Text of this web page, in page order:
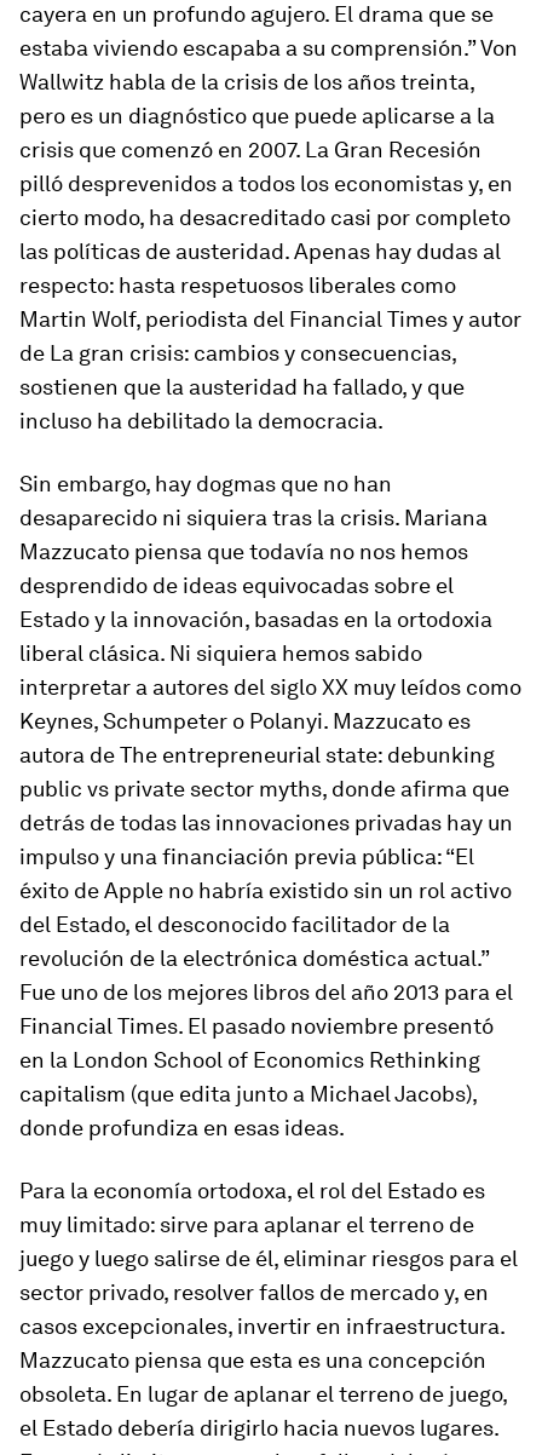
cayera en un profundo agujero. El drama que se
estaba viviendo escapaba a su comprensión.” Von
Wallwitz habla de la crisis de los años treinta,
pero es un diagnóstico que puede aplicarse a la
crisis que comenzó en 2007. La Gran Recesión
pilló desprevenidos a todos los economistas y, en
cierto modo, ha desacreditado casi por completo
las políticas de austeridad. Apenas hay dudas al
respecto: hasta respetuosos liberales como
Martin Wolf, periodista del Financial Timesy autor
de La gran crisis: cambios y consecuencias,
sostienen que la austeridad ha fallado, y que
incluso ha debilitado la democracia.
Sin embargo, hay dogmas que no han
desaparecido ni siquiera tras la crisis. Mariana
Mazzucato piensa que todavía no nos hemos
desprendido de ideas equivocadas sobre el
Estado y la innovación, basadas en la ortodoxia
liberal clásica. Ni siquiera hemos sabido
interpretar a autores del siglo XX muy leídos como
Keynes, Schumpeter o Polanyi. Mazzucato es
autora deThe entrepreneurial state: debunking
public vs private sector myths, donde afirma que
detrás de todas las innovaciones privadas hay un
impulso y una financiación previa pública: “El
éxito de Apple no habría existido sin un rol activo
del Estado, el desconocido facilitador de la
revolución de la electrónica doméstica actual.”
Fue uno de los mejores libros del año 2013 para el
Financial Times. El pasado noviembre presentó
en la London School of Economics Rethinking
capitalism (que edita junto a Michael Jacobs),
donde profundiza en esas ideas.
Para la economía ortodoxa, el rol del Estado es
muy limitado: sirve para aplanar el terreno de
juego y luego salirse de él, eliminar riesgos para el
sector privado, resolver fallos de mercado y, en
casos excepcionales, invertir en infraestructura.
Mazzucato piensa que esta es una concepción
obsoleta. En lugar de aplanar el terreno de juego,
el Estado debería dirigirlo hacia nuevos lugares.